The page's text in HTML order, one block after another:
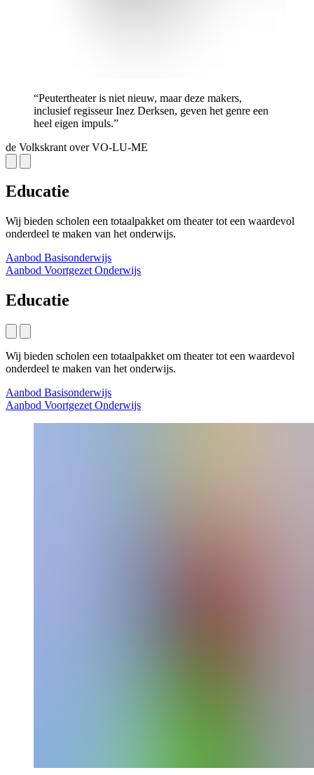
“Peutertheater is niet nieuw, maar deze makers,
inclusief regisseur Inez Derksen, geven het genre een
heel eigen impuls.”
de Volkskrant over VO-LU-ME
Educatie
Wij bieden scholen een totaalpakket om theater tot een waardevol
onderdeel te maken van het onderwijs.
Aanbod Basisonderwijs
Aanbod Voortgezet Onderwijs
Educatie
Wij bieden scholen een totaalpakket om theater tot een waardevol
onderdeel te maken van het onderwijs.
Aanbod Basisonderwijs
Aanbod Voortgezet Onderwijs